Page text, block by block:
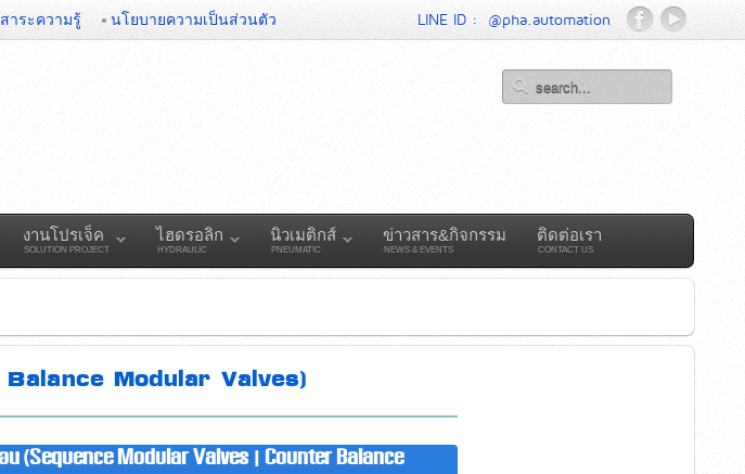
าระความรู้ นโยบายความเป็นส่วนตัว LINE ID : @pha.automation
งานโปรเจ็ค
SOLUTION PROJECT
ไฮดรอลิก
HYDRAULIC
นิวเมติกส์
PNEUMATIC
ข่าวสาร&กิจกรรม
NEWS & EVENTS
ติดต่อเรา
CONTACT US
Modular Valves)
น (Sequence Modular Valves | Counter Balance